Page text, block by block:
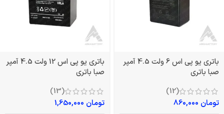
باتری یو پی اس 6 ولت 4.5 آمپر
صبا باتری
(12)
تومان
باتری یو پی اس 12 ولت 4.5 آمپر
صبا باتری
(13)
تومان